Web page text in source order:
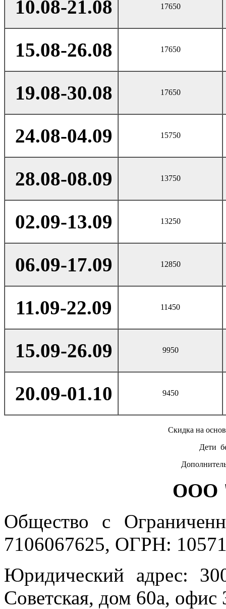
10.08-21.08 17650
15.08-26.08 17650
19.08-30.08 17650
24.08-04.09 15750
28.08-08.09 13750
02.09-13.09 13250
06.09-17.09 12850
11.09-22.09 11450
15.09-26.09 9950
20.09-01.10 9450
Скидка на
Дети
ООО
Общество с
7106067625, ОГРН:
Юридический адрес:
Советская, дом 60а, офис